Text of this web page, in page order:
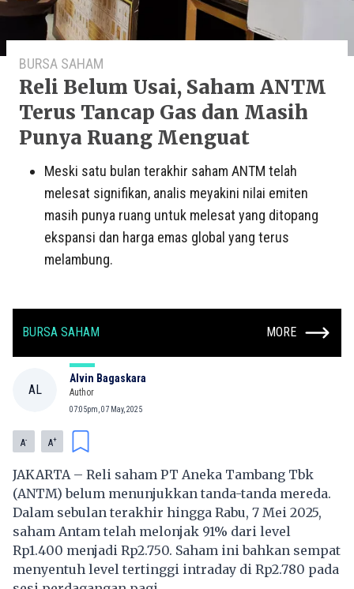
BURSA SAHAM
Reli Belum Usai, Saham ANTM
Terus Tancap Gas dan Masih
Punya Ruang Menguat
Meski satu bulan terakhir saham ANTM telah
melesat signifikan, analis meyakini nilai emiten
masih punya ruang untuk melesat yang ditopang
ekspansi dan harga emas global yang terus
melambung.
BURSA SAHAM MORE
AL
Alvin Bagaskara
Author
07:05pm, 07 May, 2025
A- A+
JAKARTA – Reli saham PT Aneka Tambang Tbk
(ANTM) belum menunjukkan tanda-tanda mereda.
Dalam sebulan terakhir hingga Rabu, 7 Mei 2025,
saham Antam telah melonjak 91% dari level
Rp1.400 menjadi Rp2.750. Saham ini bahkan sempat
menyentuh level tertinggi intraday di Rp2.780 pada